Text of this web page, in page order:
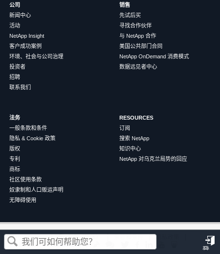
登
这篇文章对您有帮助吗？
公司
新闻中心
活动
NetApp Insight
客户成功案例
环境、社会与公司治理
投资者
招聘
联系我们
销售
先试后买
寻找合作伙伴
与 NetApp 合作
美国公共部门合同
NetApp OnDemand 消费模式
数据远见者中心
法务
一般条款和条件
隐私 & Cookie 政策
版权
专利
商标
社区使用条款
奴隶制和人口贩运声明
无障碍使用
RESOURCES
订阅
搜索 NetApp
知识中心
NetApp 对乌克兰局势的回应
©2026NetApp 中文（简体） 条款和条件
隐私政策
Cookie 政策
Cookie 设置